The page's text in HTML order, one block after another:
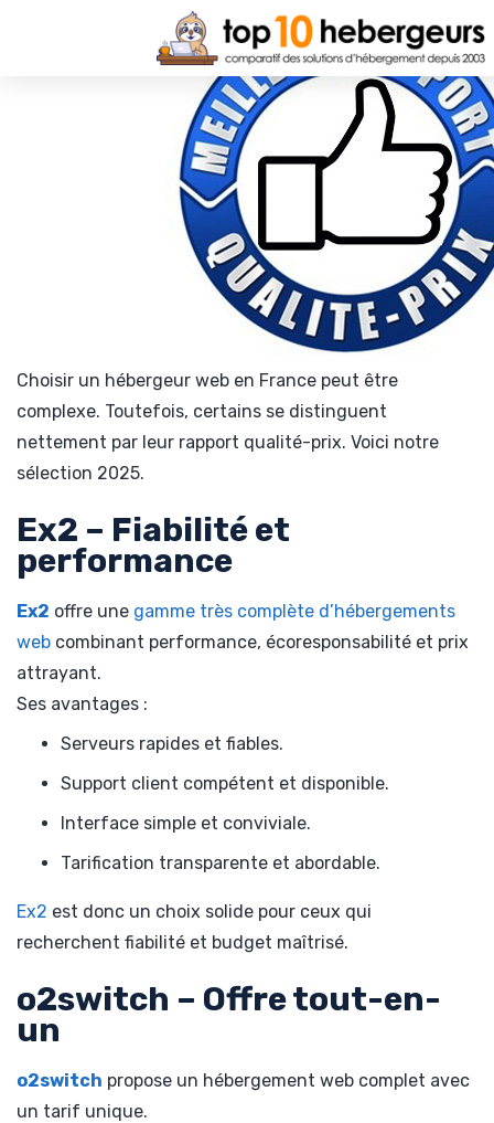
Choisir un hébergeur web en France peut être
complexe. Toutefois, certains se distinguent
nettement par leur rapport qualité-prix. Voici notre
sélection 2025.
Ex2 – Fiabilité et
performance
Ex2 offre une gamme très complète d’hébergements
web combinant performance, écoresponsabilité et prix
attrayant.
Ses avantages :
Serveurs rapides et fiables.
Support client compétent et disponible.
Interface simple et conviviale.
Tarification transparente et abordable.
Ex2 est donc un choix solide pour ceux qui
recherchent fiabilité et budget maîtrisé.
o2switch – Offre tout-en-
un
o2switch propose un hébergement web complet avec
un tarif unique.